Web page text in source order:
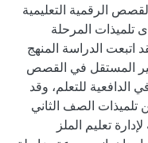
الرقمية التعليمية
تلميذات المرحلة
اتبعت الدراسة المنهج
المستقل في القصص
الدافعية للتعلم، وقد
من (40) تلميذة من تلميذات الصف الثاني
تعليم الملز